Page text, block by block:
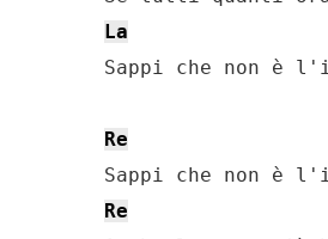
La
Sappi che non è
Re
Re